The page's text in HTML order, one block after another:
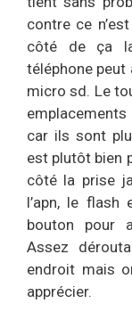
contre ce
côté de ça
téléphone
micro sd. Le
car ils sont
est plutôt bien
côté la prise
l’apn, le flash
bouton pour
Assez
endroit mais
apprécier.